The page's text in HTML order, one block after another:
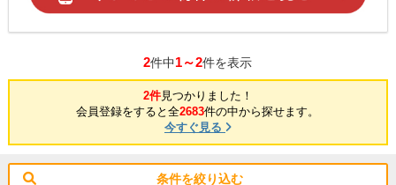
2件中1～2件を表示
2件見つかりました！
会員登録をすると全2683件の中から探せます。
今すぐ見る
条件を絞り込む